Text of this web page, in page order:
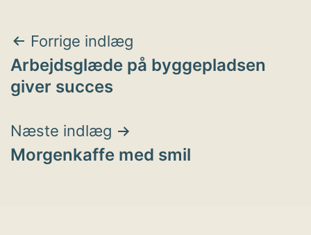
Indlægsnavigation
Forrige indlæg
Arbejdsglæde på byggepladsen
giver succes
Næste indlæg
Morgenkaffe med smil